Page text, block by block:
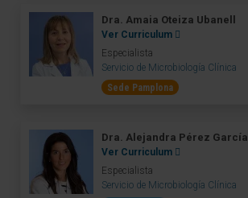
Dra. Amaia Oteiza Ubanell
Ver Curriculum
Especialista
Servicio de Microbiología Clínica
Sede Pamplona
Dra. Alejandra Pérez García
Ver Curriculum
Especialista
Servicio de Microbiología Clínica